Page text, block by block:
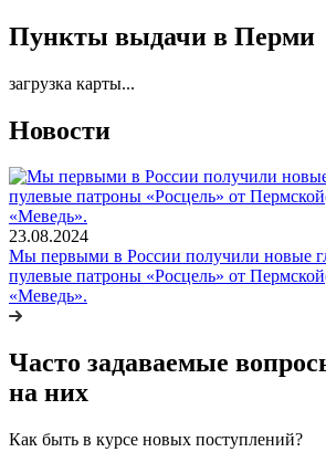
Пункты выдачи в Перми
загрузка карты...
Новости
23.08.2024
Мы первыми в России получили новые
пулевые патроны «Росцель» от
«Меведь».
Часто задаваемые
на них
Как быть в курсе новых поступлений?